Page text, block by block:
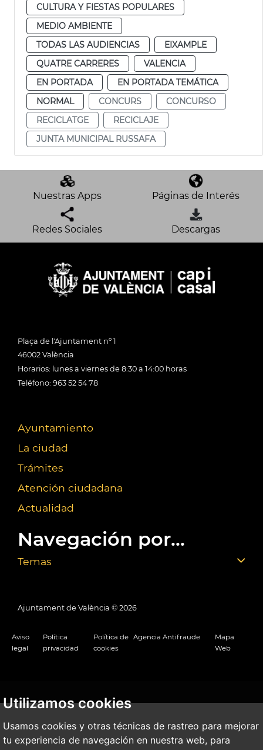
Utilizamos cookies
Usamos cookies y otras técnicas de rastreo para mejorar
tu experiencia de navegación en nuestra web, para
CULTURA Y FIESTAS POPULARES
MEDIO AMBIENTE
TODAS LAS AUDIENCIAS
EIXAMPLE
QUATRE CARRERES
VALENCIA
EN PORTADA
EN PORTADA TEMÁTICA
NORMAL
CONCURS
CONCURSO
RECICLATGE
RECICLAJE
JUNTA MUNICIPAL RUSSAFA
Nuestras Apps Páginas de Interés
Redes Sociales Descargas
Plaça de l'Ajuntament nº 1
46002 València
Horarios: lunes a viernes de 8:30 a 14:00 horas
Teléfono: 963 52 54 78
Ayuntamiento
La ciudad
Trámites
Atención ciudadana
Actualidad
Navegación por...
Temas
Ajuntament de València © 2026
Aviso
legal
Política
privacidad
Política de
cookies
Agencia Antifraude
Mapa
Web